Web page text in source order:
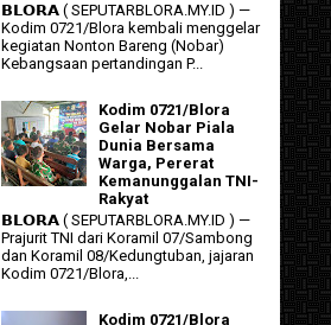
𝗕𝗟𝗢𝗥𝗔 ( SEPUTARBLORA.MY.ID ) —
Kodim 0721/Blora kembali menggelar
kegiatan Nonton Bareng (Nobar)
Kebangsaan pertandingan P...
Kodim 0721/Blora
Gelar Nobar Piala
Dunia Bersama
Warga, Pererat
Kemanunggalan TNI-
Rakyat
𝗕𝗟𝗢𝗥𝗔 ( SEPUTARBLORA.MY.ID ) —
Prajurit TNI dari Koramil 07/Sambong
dan Koramil 08/Kedungtuban, jajaran
Kodim 0721/Blora,...
Kodim 0721/Blora